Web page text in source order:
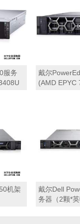
服务
戴尔
(AMD EPYC
机架
戴尔Dell
务器（2颗*
丨2块*1.2TB